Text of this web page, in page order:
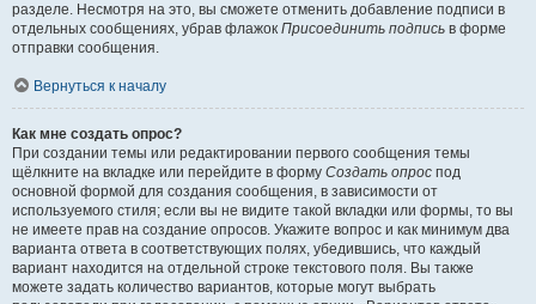
разделе. Несмотря на это, вы сможете отменить добавление подписи в
отдельных сообщениях, убрав флажок Присоединить подпись в форме
отправки сообщения.
Вернуться к началу
Как мне создать опрос?
При создании темы или редактировании первого сообщения темы
щёлкните на вкладке или перейдите в форму Создать опрос под
основной формой для создания сообщения, в зависимости от
используемого стиля; если вы не видите такой вкладки или формы, то вы
не имеете прав на создание опросов. Укажите вопрос и как минимум два
варианта ответа в соответствующих полях, убедившись, что каждый
вариант находится на отдельной строке текстового поля. Вы также
можете задать количество вариантов, которые могут выбрать